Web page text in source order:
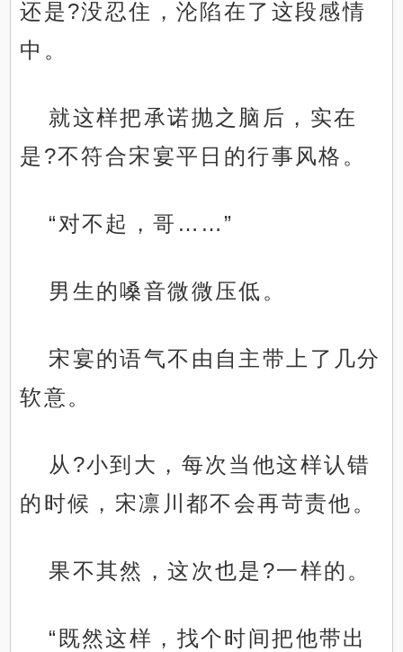
还是?没忍住，沦陷在了这段感情
中。
就这样把承诺抛之脑后，实在
是?不符合宋宴平日的行事风格。
“对不起，哥……”
男生的嗓音微微压低。
宋宴的语气不由自主带上了几分
软意。
从?小到大，每次当他这样认错
的时候，宋凛川都不会再苛责他。
果不其然，这次也是?一样的。
“既然这样，找个时间把他带出